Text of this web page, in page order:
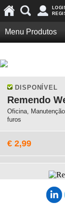
Menu Produtos
DISPONÍVEL
Remendo
Oficina,
furos
€ 2,99